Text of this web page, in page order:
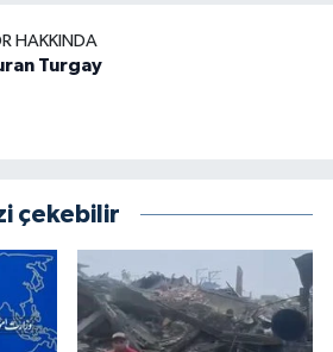
HAKKINDA
Turgay
çekebilir